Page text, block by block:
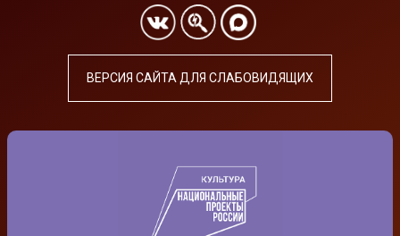
ВЕРСИЯ САЙТА ДЛЯ СЛАБОВИДЯЩИХ